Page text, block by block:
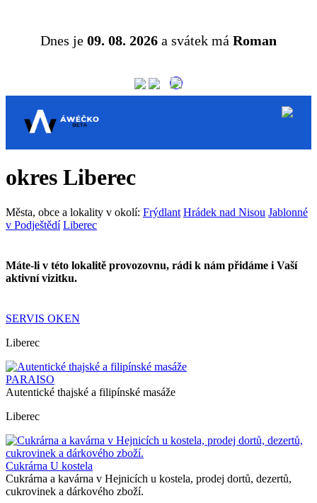
Dnes je 09. 08. 2026 a svátek má Roman
okres Liberec
Města, obce a lokality v okolí: Frýdlant Hrádek nad Nisou Jablonné
v Podještědí Liberec
Máte-li v této lokalitě provozovnu, rádi k nám přidáme i Vaší
aktivní vizitku.
SERVIS OKEN
Liberec
PARAISO
Autentické thajské a filipínské masáže
Liberec
Cukrárna U kostela
Cukrárna a kavárna v Hejnicích u kostela, prodej dortů, dezertů,
cukrovinek a dárkového zboží.